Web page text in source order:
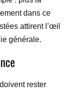
dans ce
attirent l’œil
générale.
rester